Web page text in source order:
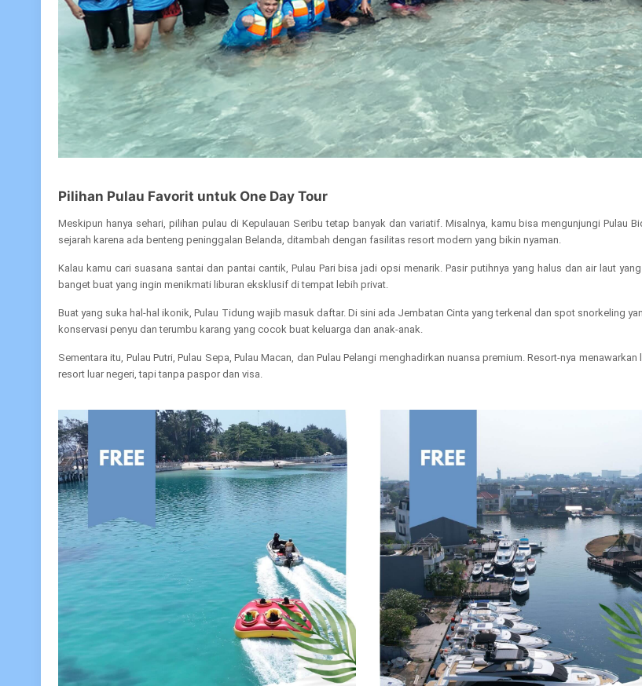
Pilihan Pulau Favorit untuk One Day Tour
Meskipun hanya sehari, pilihan pulau di Kepulauan Seribu tetap banyak dan variatif. Misalnya, kamu bisa mengunjungi
sejarah karena ada benteng peninggalan Belanda, ditambah dengan fasilitas resort modern yang bikin nyaman.
Kalau kamu cari suasana santai dan pantai cantik, Pulau Pari bisa jadi opsi menarik. Pasir putihnya yang halus dan air laut
banget buat yang ingin menikmati liburan eksklusif di tempat lebih privat.
Buat yang suka hal-hal ikonik, Pulau Tidung wajib masuk daftar. Di sini ada Jembatan Cinta yang terkenal dan spot snorkeling
konservasi penyu dan terumbu karang yang cocok buat keluarga dan anak-anak.
Sementara itu, Pulau Putri, Pulau Sepa, Pulau Macan, dan Pulau Pelangi menghadirkan nuansa premium. Resort-nya
resort luar negeri, tapi tanpa paspor dan visa.